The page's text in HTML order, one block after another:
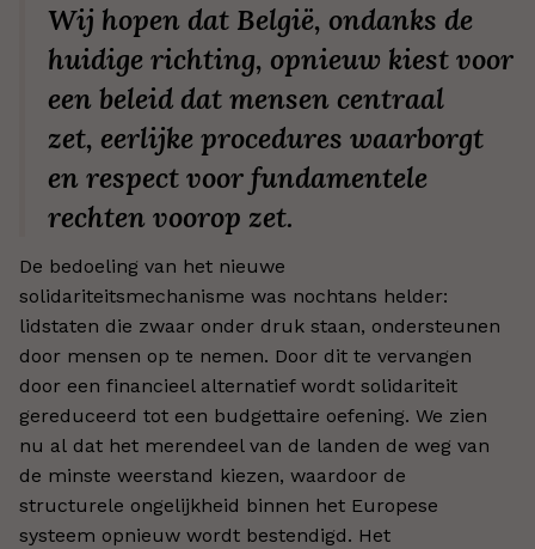
Wij hopen dat België, ondanks de
huidige richting, opnieuw kiest voor
een beleid dat mensen centraal
zet, eerlijke procedures waarborgt
en respect voor fundamentele
rechten voorop zet.
De bedoeling van het nieuwe
solidariteitsmechanisme was nochtans helder:
lidstaten die zwaar onder druk staan, ondersteunen
door mensen op te nemen. Door dit te vervangen
door een financieel alternatief wordt solidariteit
gereduceerd tot een budgettaire oefening. We zien
nu al dat het merendeel van de landen de weg van
de minste weerstand kiezen, waardoor de
structurele ongelijkheid binnen het Europese
systeem opnieuw wordt bestendigd. Het